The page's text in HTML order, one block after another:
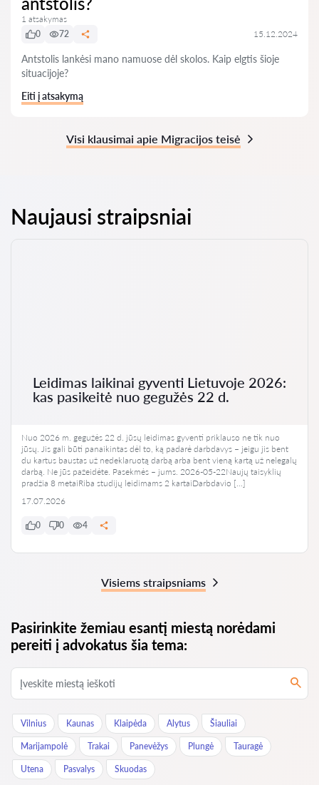
1 atsakymas
0
72 15.12.2024
Antstolis lankėsi mano namuose dėl skolos. Kaip elgtis šioje
situacijoje?
Eiti į atsakymą
Visi klausimai apie Migracijos teisė
Naujausi straipsniai
Leidimas laikinai gyventi Lietuvoje 2026:
kas pasikeitė nuo gegužės 22 d.
Nuo 2026 m. gegužės 22 d. jūsų leidimas gyventi priklauso ne tik nuo
jūsų. Jis gali būti panaikintas dėl to, ką padarė darbdavys – jeigu jis bent
du kartus baustas už nedeklaruotą darbą arba bent vieną kartą už nelegalų
darbą. Ne jūs pažeidėte. Pasekmės – jums. 2026-05-22Naujų taisyklių
pradžia 8 metaiRiba studijų leidimams 2 kartaiDarbdavio […]
17.07.2026
0 0 4
Visiems straipsniams
Pasirinkite žemiau esantį miestą norėdami
pereiti į advokatus šia tema:
Vilnius Kaunas Klaipėda Alytus Šiauliai
Marijampolė Trakai Panevėžys Plungė Tauragė
Utena Pasvalys Skuodas